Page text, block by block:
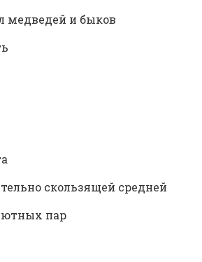
медведей и быков
скользящей средней
пар